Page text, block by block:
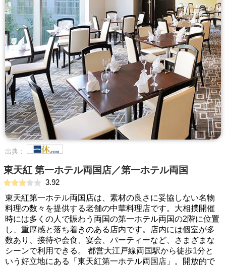
出典：
東天紅 第一ホテル両国店／第一ホテル両国
3.92
東天紅第一ホテル両国店は、素材の良さに妥協しない名物
料理の数々を提供する老舗の中華料理店です。大相撲開催
時には多くの人で賑わう両国の第一ホテル両国の2階に位置
し、重厚感と落ち着きのある店内です。店内には個室が多
数あり、接待や会食、宴会、パーティーなど、さまざまな
シーンで利用できる。 都営大江戸線両国駅から徒歩1分と
いう好立地にある「東天紅第一ホテル両国店」。開放的で